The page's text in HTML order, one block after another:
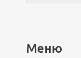
Меню